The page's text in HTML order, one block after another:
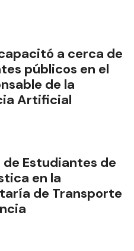
a cerca de
públicos en el
de la
Artificial
Estudiantes de
en la
de Transporte